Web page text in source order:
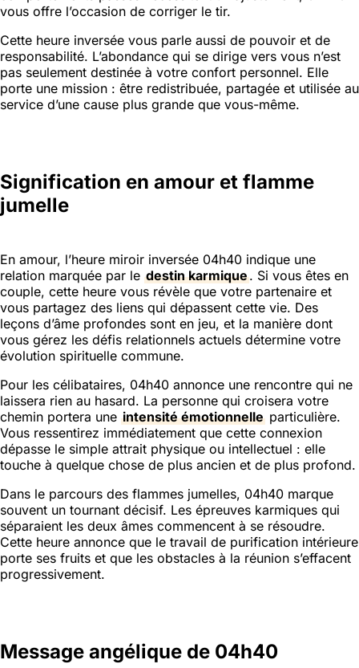
vous offre l’occasion de corriger le tir.
Cette heure inversée vous parle aussi de pouvoir et de
responsabilité. L’abondance qui se dirige vers vous n’est
pas seulement destinée à votre confort personnel. Elle
porte une mission : être redistribuée, partagée et utilisée au
service d’une cause plus grande que vous-même.
Signification en amour et flamme
jumelle
En amour, l’heure miroir inversée 04h40 indique une
relation marquée par le destin karmique. Si vous êtes en
couple, cette heure vous révèle que votre partenaire et
vous partagez des liens qui dépassent cette vie. Des
leçons d’âme profondes sont en jeu, et la manière dont
vous gérez les défis relationnels actuels détermine votre
évolution spirituelle commune.
Pour les célibataires, 04h40 annonce une rencontre qui ne
laissera rien au hasard. La personne qui croisera votre
chemin portera une intensité émotionnelle particulière.
Vous ressentirez immédiatement que cette connexion
dépasse le simple attrait physique ou intellectuel : elle
touche à quelque chose de plus ancien et de plus profond.
Dans le parcours des flammes jumelles, 04h40 marque
souvent un tournant décisif. Les épreuves karmiques qui
séparaient les deux âmes commencent à se résoudre.
Cette heure annonce que le travail de purification intérieure
porte ses fruits et que les obstacles à la réunion s’effacent
progressivement.
Message angélique de 04h40